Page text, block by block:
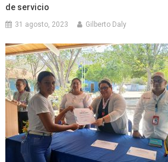
de servicio
31 agosto, 2023 Gilberto Daly